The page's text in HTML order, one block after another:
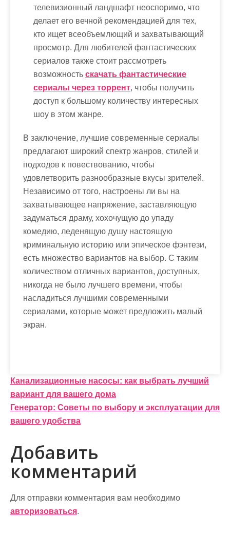
телевизионный ландшафт неоспоримо, что
делает его вечной рекомендацией для тех,
кто ищет всеобъемлющий и захватывающий
просмотр. Для любителей фантастических
сериалов также стоит рассмотреть
возможность скачать фантастические
сериалы через торрент, чтобы получить
доступ к большому количеству интересных
шоу в этом жанре.
В заключение, лучшие современные сериалы
предлагают широкий спектр жанров, стилей и
подходов к повествованию, чтобы
удовлетворить разнообразные вкусы зрителей.
Независимо от того, настроены ли вы на
захватывающее напряжение, заставляющую
задуматься драму, хохочущую до упаду
комедию, леденящую душу настоящую
криминальную историю или эпическое фэнтези,
есть множество вариантов на выбор. С таким
количеством отличных вариантов, доступных,
никогда не было лучшего времени, чтобы
насладиться лучшими современными
сериалами, которые может предложить малый
экран.
Н
а
в
и
г
а
ц
и
Канализационные насосы: как выбрать лучший
вариант для вашего дома
Генератор: Советы по выбору и эксплуатации для
вашего удобства
Добавить
комментарий
Для отправки комментария вам необходимо
авторизоваться.